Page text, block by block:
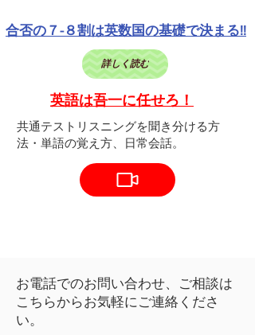
合否の７-８割は英数国の基礎で決まる!!
詳しく読む
英語は吾一に任せろ！
共通テストリスニングを聞き分ける方
法・単語の覚え方、日常会話。
お電話でのお問い合わせ、ご相談は
こちらからお気軽にご連絡くださ
い。